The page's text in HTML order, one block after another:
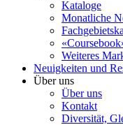
Kataloge
Monatliche
Weiteres
Neuigkeiten und
Über uns
Über uns
Kontakt
Diversität,